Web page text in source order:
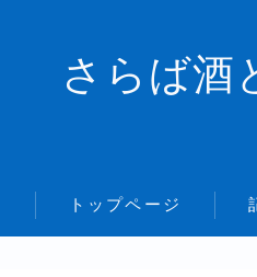
さらば酒
トップページ